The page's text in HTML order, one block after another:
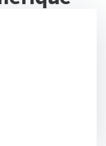
tab